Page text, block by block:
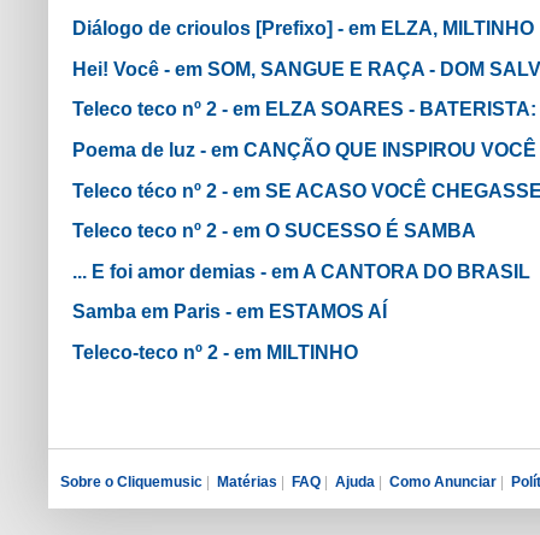
Diálogo de crioulos [Prefixo] - em ELZA, MILTINHO
Hei! Você - em SOM, SANGUE E RAÇA - DOM
Teleco teco nº 2 - em ELZA SOARES -
Poema de luz - em CANÇÃO QUE INSPIROU VOCÊ
Teleco téco nº 2 - em SE ACASO VOCÊ
Teleco teco nº 2 - em O SUCESSO É SAMBA
... E foi amor demias - em A CANTORA DO BRASIL
Samba em Paris - em ESTAMOS AÍ
Teleco-teco nº 2 - em MILTINHO
Sobre o Cliquemusic Matérias FAQ Ajuda Como Anunciar